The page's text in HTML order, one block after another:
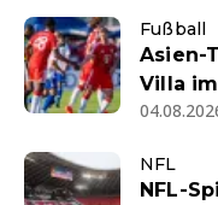
Fußball
Asien-
Villa
NFL
NFL-